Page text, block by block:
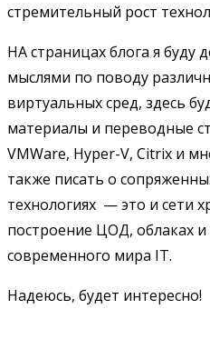
стремительный рост
НА страницах блога я буду
мыслями по поводу
виртуальных сред, здесь
материалы и переводные
VMWare, Hyper-V, Citrix и
также писать о
технологиях — это и сети
построение ЦОД, облаках и
современного мира IT.
Надеюсь, будет интересно!